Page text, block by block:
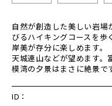
自然が創造した美しい岩
びるハイキングコースを歩
岸美が存分に楽しめます。
天城連山などが望めます。
模湾の夕景はまさに絶景で
ID：